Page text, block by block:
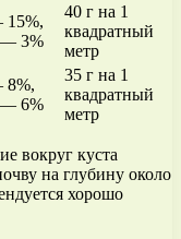
3%
40 г на 1
квадратный
метр
8%,
6%
35 г на 1
квадратный
метр
вокруг куста
на глубину около
хорошо